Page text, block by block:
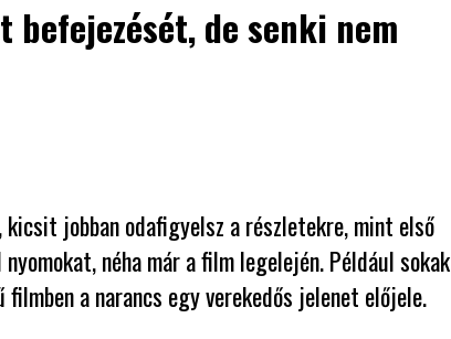
de senki nem
jobban odafigyelsz a részletekre, mint első
néha már a film legelején. Például sokak
a narancs egy verekedős jelenet előjele.